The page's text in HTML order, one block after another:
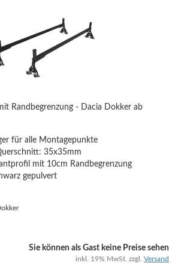
Randbegrenzung - Dacia Dokker ab
für alle Montagepunkte
35x35mm
mit 10cm Randbegrenzung
gepulvert
Sie können als Gast keine Preise sehen
inkl. 19% MwSt. zzgl. Versand